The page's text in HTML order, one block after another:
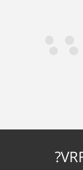
מעוניינים בפרטים נוספים על VRF?